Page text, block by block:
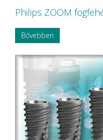
Philips ZOOM
Bővebben